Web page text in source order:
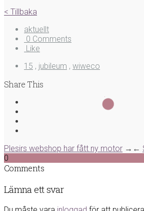
< Tillbaka
aktuellt
0 Comments
Like
15 , jubileum , wiweco
Share This
Plesirs webshop har fått ny motor → ←
0
Comments
Lämna ett svar